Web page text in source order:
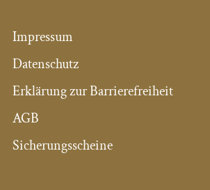
Impressum
Datenschutz
Erklärung zur Barrierefreiheit
AGB
Sicherungsscheine